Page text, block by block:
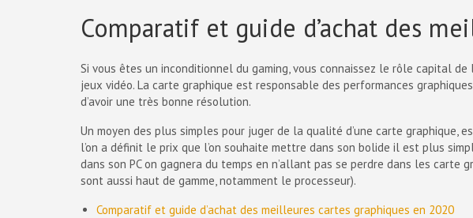
Comparatif et guide d’achat des
Si vous êtes un inconditionnel du gaming, vous connaissez le rôle capital
jeux vidéo. La carte graphique est responsable des performances
d’avoir une très bonne résolution.
Un moyen des plus simples pour juger de la qualité d’une carte graphique,
l’on a définit le prix que l’on souhaite mettre dans son bolide il est plus
dans son PC on gagnera du temps en n’allant pas se perdre dans les carte
sont aussi haut de gamme, notamment le processeur).
Comparatif et guide d’achat des meilleures cartes graphiques en 2020